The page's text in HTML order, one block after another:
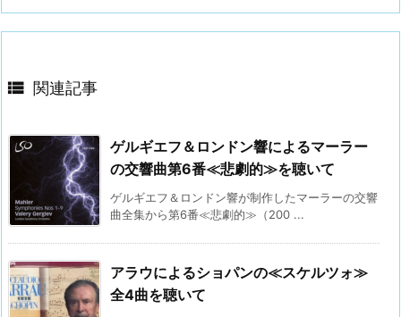
 関連記事
ゲルギエフ＆ロンドン響によるマーラー
の交響曲第6番≪悲劇的≫を聴いて
ゲルギエフ＆ロンドン響が制作したマーラーの交響
曲全集から第6番≪悲劇的≫（200 ...
アラウによるショパンの≪スケルツォ≫
全4曲を聴いて